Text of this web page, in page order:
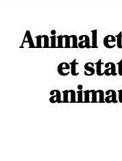
Animal
et